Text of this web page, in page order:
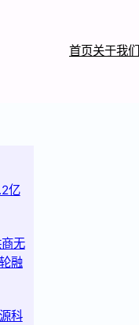
首页关于我们
亿
无
融
科